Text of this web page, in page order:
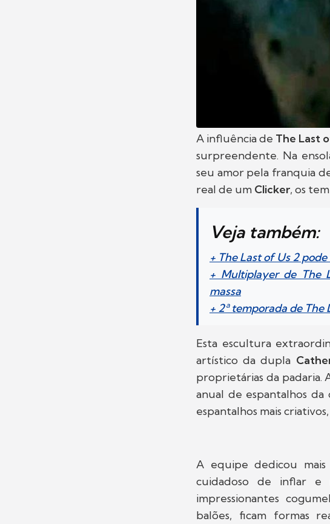
A influência de The Last
surpreendente. Na
seu amor pela franquia
real de um Clicker, os
Veja também:
+ The Last of Us 2
+ Multiplayer de The
massa
+ 2ª temporada de
Esta escultura
artístico da dupla
proprietárias da padaria.
anual de espantalhos
espantalhos mais
A equipe dedicou
cuidadoso de inflar e
impressionantes
balões, ficam formas